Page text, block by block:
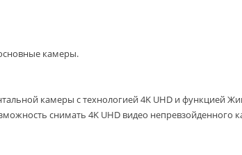
камеры.
камеры с технологией 4K UHD и функцией
снимать 4K UHD видео непревзойденного